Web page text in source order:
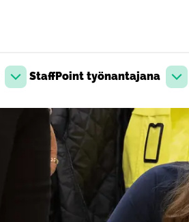
Avaa pudotusvalikko
StaffPoint työnantajana